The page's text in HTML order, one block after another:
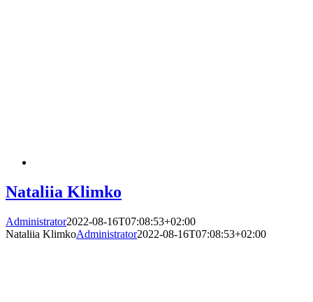
Nataliia Klimko
Administrator2022-08-16T07:08:53+02:00
Nataliia KlimkoAdministrator2022-08-16T07:08:53+02:00